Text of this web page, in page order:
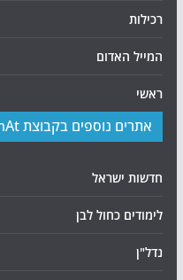
רכילות
המייל האדום
ראשי
אתרים נוספים בקבוצת ZoomAt
חדשות ישראל
לימודים כחול לבן
נדל"ן